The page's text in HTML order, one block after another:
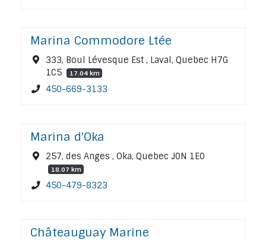
Marina Commodore Ltée
333, Boul Lévesque Est , Laval, Quebec H7G
1C5
17.04 km
450-669-3133
Marina d'Oka
257, des Anges , Oka, Quebec J0N 1E0
18.07 km
450-479-8323
Châteauguay Marine